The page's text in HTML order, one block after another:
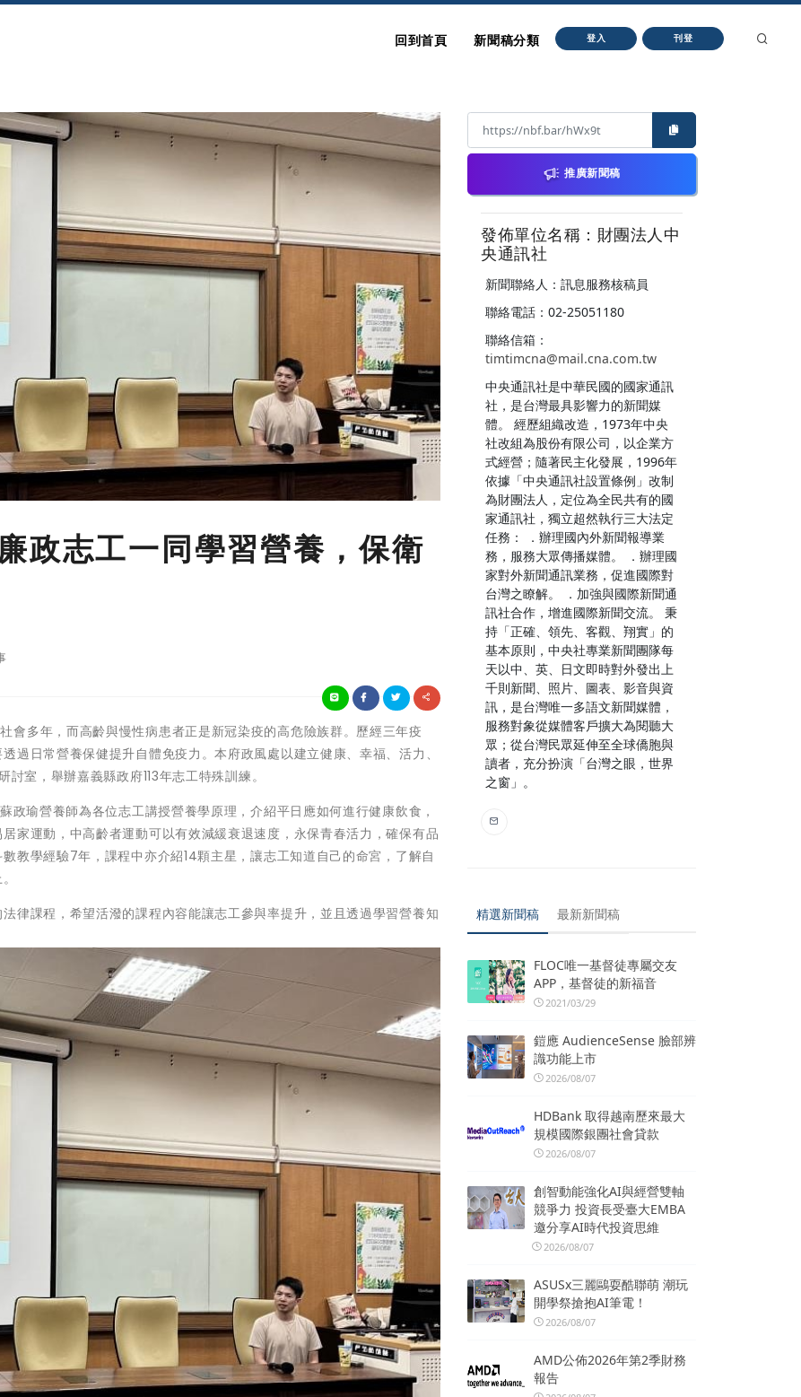
回到首頁 新聞稿分類 登入 刊登
政志工一同學習營養，保衛
多年，而高齡與慢性病患者正是新冠染疫的高危險族群。歷經三年疫
過日常營養保健提升自體免疫力。本府政風處以建立健康、幸福、活力、
室，舉辦嘉義縣政府113年志工特殊訓練。
政瑜營養師為各位志工講授營養學原理，介紹平日應如何進行健康飲食，
家運動，中高齡者運動可以有效減緩衰退速度，永保青春活力，確保有品
教學經驗7年，課程中亦介紹14顆主星，讓志工知道自己的命宮，了解自
律課程，希望活潑的課程內容能讓志工參與率提升，並且透過學習營養知
推廣新聞稿
發佈單位名稱：財團法人中
央通訊社
新聞聯絡人：訊息服務核稿員
聯絡電話：02-25051180
聯絡信箱：
timtimcna@mail.cna.com.tw
中央通訊社是中華民國的國家通訊
社，是台灣最具影響力的新聞媒
體。 經歷組織改造，1973年中央
社改組為股份有限公司，以企業方
式經營；隨著民主化發展，1996年
依據「中央通訊社設置條例」改制
為財團法人，定位為全民共有的國
家通訊社，獨立超然執行三大法定
任務： ．辦理國內外新聞報導業
務，服務大眾傳播媒體。 ．辦理國
家對外新聞通訊業務，促進國際對
台灣之瞭解。 ．加強與國際新聞通
訊社合作，增進國際新聞交流。 秉
持「正確、領先、客觀、翔實」的
基本原則，中央社專業新聞團隊每
天以中、英、日文即時對外發出上
千則新聞、照片、圖表、影音與資
訊，是台灣唯一多語文新聞媒體，
服務對象從媒體客戶擴大為閱聽大
眾；從台灣民眾延伸至全球僑胞與
讀者，充分扮演「台灣之眼，世界
之窗」。
精選新聞稿 最新新聞稿
FLOC唯一基督徒專屬交友
APP，基督徒的新福音
2021/03/29
鎧應 AudienceSense 臉部辨
識功能上市
2026/08/07
HDBank 取得越南歷來最大
規模國際銀團社會貸款
2026/08/07
創智動能強化AI與經營雙軸
競爭力 投資長受臺大EMBA
邀分享AI時代投資思維
2026/08/07
ASUSx三麗鷗耍酷聯萌 潮玩
開學祭搶抱AI筆電！
2026/08/07
AMD公佈2026年第2季財務
報告